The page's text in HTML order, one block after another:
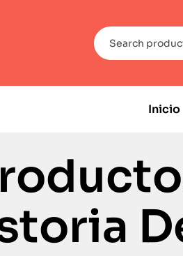
Inicio